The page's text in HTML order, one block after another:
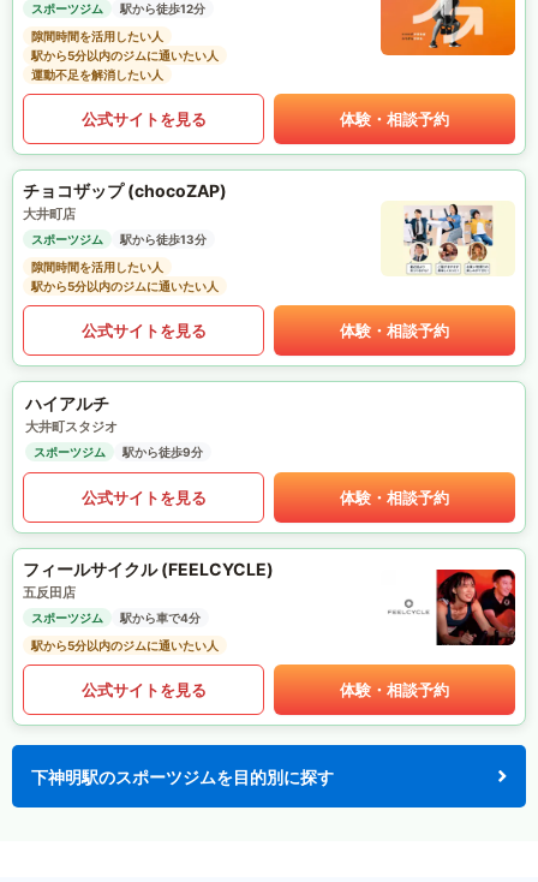
スポーツジム
駅から徒歩12分
隙間時間を活用したい人
駅から5分以内のジムに通いたい人
運動不足を解消したい人
公式サイトを見る 体験・相談予約
チョコザップ (chocoZAP)
大井町店
スポーツジム
駅から徒歩13分
隙間時間を活用したい人
駅から5分以内のジムに通いたい人
公式サイトを見る 体験・相談予約
ハイアルチ
大井町スタジオ
スポーツジム 駅から徒歩9分
公式サイトを見る 体験・相談予約
フィールサイクル (FEELCYCLE)
五反田店
スポーツジム
駅から車で4分
駅から5分以内のジムに通いたい人
公式サイトを見る 体験・相談予約
下神明駅のスポーツジムを目的別に探す